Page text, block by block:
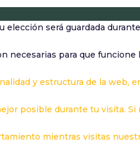
elección será guardada
necesarias para que funcione
y estructura de la web,
posible durante tu visita.
mientras visitas